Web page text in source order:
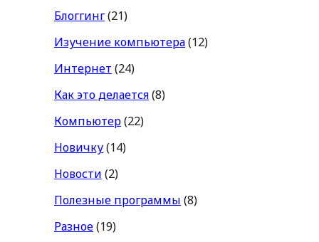
Блоггинг(21)
Изучение компьютера(12)
Интернет (24)
Как это делается(8)
Компьютер(22)
Новичку(14)
Новости (2)
Полезные программы (8)
Разное(19)